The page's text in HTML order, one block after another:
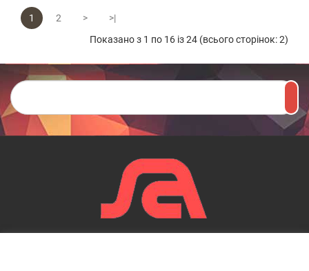
1 2 >
>|
Показано з 1 по 16 із 24 (всього сторінок: 2)